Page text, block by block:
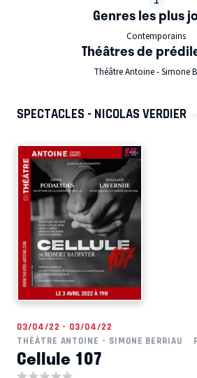
Genres les plus
Contemporains
Théâtres de
Théâtre Antoine - Simone
SPECTACLES - NICOLAS VERDIER
03/04/22 - 03/04/22
THÉÂTRE ANTOINE - SIMONE BERRIAU
Cellule 107